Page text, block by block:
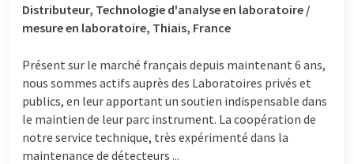
Distributeur, Technologie d'analyse en laboratoire /
mesure en laboratoire, Thiais, France
Présent sur le marché français depuis maintenant 6 ans,
nous sommes actifs auprès des Laboratoires privés et
publics, en leur apportant un soutien indispensable dans
le maintien de leur parc instrument. La coopération de
notre service technique, très expérimenté dans la
maintenance de détecteurs ...